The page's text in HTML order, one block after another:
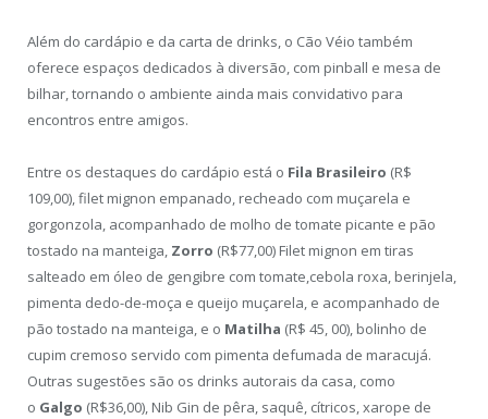
Além do cardápio e da carta de drinks, o Cão Véio também
oferece espaços dedicados à diversão, com pinball e mesa de
bilhar, tornando o ambiente ainda mais convidativo para
encontros entre amigos.
Entre os destaques do cardápio está o Fila Brasileiro (R$
109,00), filet mignon empanado, recheado com muçarela e
gorgonzola, acompanhado de molho de tomate picante e pão
tostado na manteiga, Zorro (R$77,00) Filet mignon em tiras
salteado em óleo de gengibre com tomate,cebola roxa, berinjela,
pimenta dedo-de-moça e queijo muçarela, e acompanhado de
pão tostado na manteiga, e o Matilha (R$ 45, 00), bolinho de
cupim cremoso servido com pimenta defumada de maracujá.
Outras sugestões são os drinks autorais da casa, como
o Galgo (R$36,00), Nib Gin de pêra, saquê, cítricos, xarope de